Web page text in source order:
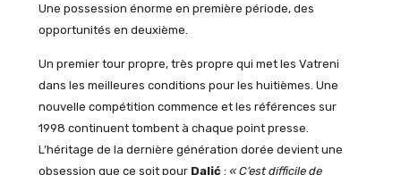
Une possession énorme en première période, des
opportunités en deuxième.
Un premier tour propre, très propre qui met les Vatreni
dans les meilleures conditions pour les huitièmes. Une
nouvelle compétition commence et les références sur
1998 continuent tombent à chaque point presse.
L’héritage de la dernière génération dorée devient une
obsession que ce soit pour Dalić : « C’est difficile de